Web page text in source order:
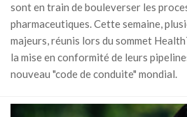
sont en train de bouleverser les
pharmaceutiques. Cette semaine,
majeurs, réunis lors du sommet
la mise en conformité de leurs
nouveau "code de conduite" mondial.